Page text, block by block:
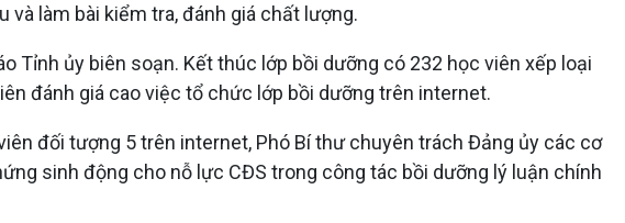
làm bài kiểm tra, đánh giá chất lượng.
Tỉnh ủy biên soạn. Kết thúc lớp bồi dưỡng có 232 học viên xếp loại
đánh giá cao việc tổ chức lớp bồi dưỡng trên internet.
đối tượng 5 trên internet, Phó Bí thư chuyên trách Đảng ủy các cơ
sinh động cho nỗ lực CĐS trong công tác bồi dưỡng lý luận chính